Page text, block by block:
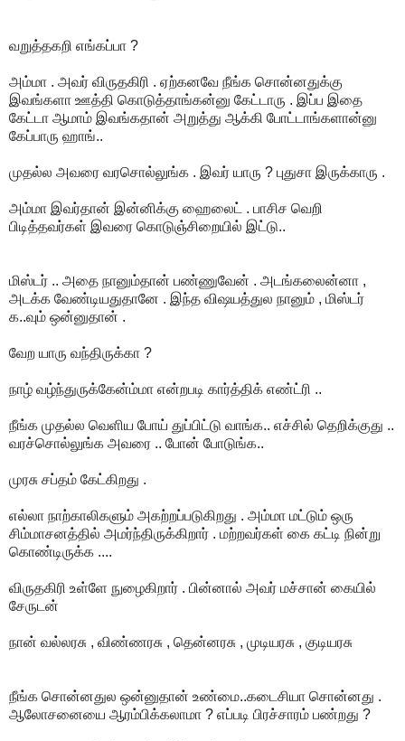
வறுத்தகறி எங்கப்பா ?
அம்மா . அவர் விருதகிரி . ஏற்கனவே நீங்க சொன்னதுக்கு
இவங்களா ஊத்தி கொடுத்தாங்கன்னு கேட்டாரு . இப்ப இதை
கேட்டா ஆமாம் இவங்கதான் அறுத்து ஆக்கி போட்டாங்களான்னு
கேப்பாரு ஹாங்..
முதல்ல அவரை வரசொல்லுங்க . இவர் யாரு ? புதுசா இருக்காரு .
அம்மா இவர்தான் இன்னிக்கு ஹைலைட் . பாசிச வெறி
பிடித்தவர்கள் இவரை கொடுஞ்சிறையில் இட்டு..
மிஸ்டர் .. அதை நானும்தான் பண்ணுவேன் . அடங்கலைன்னா ,
அடக்க வேண்டியதுதானே . இந்த விஷயத்துல நானும் , மிஸ்டர்
க..வும் ஒன்னுதான் .
வேற யாரு வந்திருக்கா ?
நாழ் வழ்ந்துருக்கேன்ம்மா என்றபடி கார்த்திக் எண்ட்ரி ..
நீங்க முதல்ல வெளிய போய் துப்பிட்டு வாங்க.. எச்சில் தெறிக்குது ..
வரச்சொல்லுங்க அவரை .. போன் போடுங்க..
முரசு சப்தம் கேட்கிறது .
எல்லா நாற்காலிகளும் அகற்றப்படுகிறது . அம்மா மட்டும் ஒரு
சிம்மாசனத்தில் அமர்ந்திருக்கிறார் . மற்றவர்கள் கை கட்டி நின்று
கொண்டிருக்க ....
விருதகிரி உள்ளே நுழைகிறார் . பின்னால் அவர் மச்சான் கையில்
சேருடன்
நான் வல்லரசு , விண்ணரசு , தென்னரசு , முடியரசு , குடியரசு
நீங்க சொன்னதுல ஒன்னுதான் உண்மை..கடைசியா சொன்னது .
ஆலோசனையை ஆரம்பிக்கலாமா ? எப்படி பிரச்சாரம் பண்றது ?